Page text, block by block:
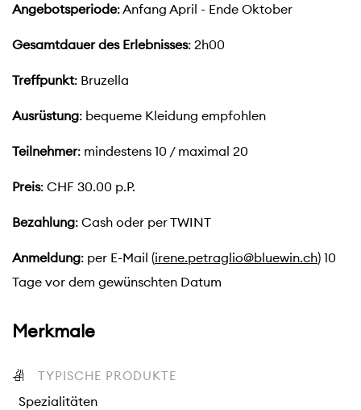
Angebotsperiode: Anfang April - Ende Oktober
Gesamtdauer des Erlebnisses: 2h00
Treffpunkt: Bruzella
Ausrüstung: bequeme Kleidung empfohlen
Teilnehmer: mindestens 10 / maximal 20
Preis: CHF 30.00 p.P.
Bezahlung: Cash oder per TWINT
Anmeldung: per E-Mail (irene.petraglio@bluewin.ch) 10
Tage vor dem gewünschten Datum
Merkmale
TYPISCHE PRODUKTE
Spezialitäten